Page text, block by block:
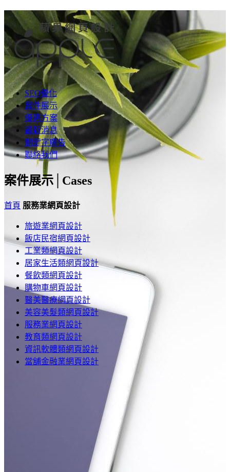
SEO優化
案件展示
優惠方案
最新消息
關鍵字廣告
聯絡我們
案件展示│ Cases
首頁 服務業網頁設計
旅遊業網頁設計
飯店民宿網頁設計
工業類網頁設計
居家生活類網頁設計
餐飲類網頁設計
購物車網頁設計
醫美醫療網頁設計
美容美髮類網頁設計
服務業網頁設計
教育類網頁設計
資訊軟體類網頁設計
當舖金融業網頁設計